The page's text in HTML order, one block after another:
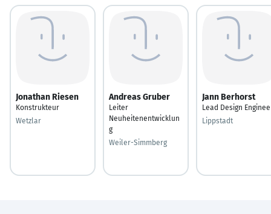
Jonathan Riesen
Konstrukteur
Wetzlar
Andreas Gruber
Leiter
Neuheitenentwicklun
g
Weiler-Simmberg
Jann Berhorst
Lead Design
Lippstadt